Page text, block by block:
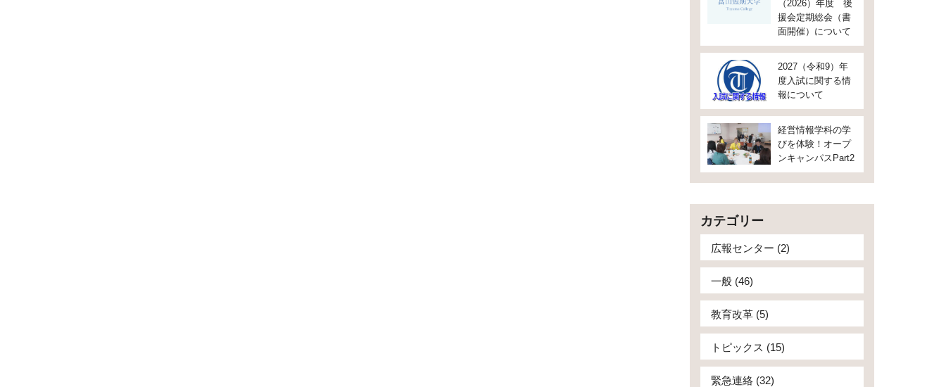
（2026）年度 後
援会定期総会（書
面開催）について
2027（令和9）年
度入試に関する情
報について
経営情報学科の学
びを体験！オープ
ンキャンパスPart2
カテゴリー
広報センター (2)
一般 (46)
教育改革 (5)
トピックス (15)
緊急連絡 (32)